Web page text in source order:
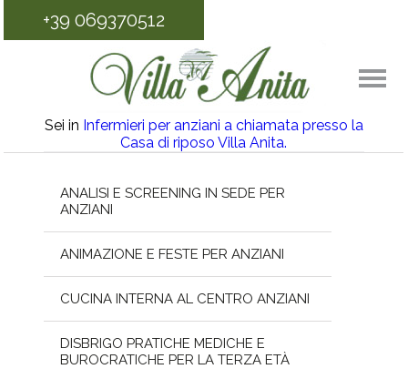
+39 069370512
Sei in Infermieri per anziani a chiamata presso la
Casa di riposo Villa Anita.
ANALISI E SCREENING IN SEDE PER
ANZIANI
ANIMAZIONE E FESTE PER ANZIANI
CUCINA INTERNA AL CENTRO ANZIANI
DISBRIGO PRATICHE MEDICHE E
BUROCRATICHE PER LA TERZA ETÀ